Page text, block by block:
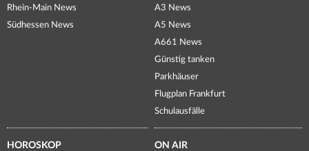
Rhein-Main News
Südhessen News
A3 News
A5 News
A661 News
Günstig tanken
Parkhäuser
Flugplan Frankfurt
Schulausfälle
HOROSKOP ON AIR